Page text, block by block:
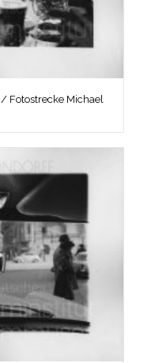
Fotostrecke Michael